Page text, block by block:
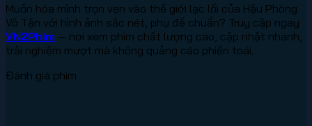
Muốn hòa mình trọn vẹn vào thế giới lạc lối của Hậu Phòng
Vô Tận với hình ảnh sắc nét, phụ đề chuẩn? Truy cập ngay
VN2Phim — nơi xem phim chất lượng cao, cập nhật nhanh,
trải nghiệm mượt mà không quảng cáo phiền toái.
Đánh giá phim